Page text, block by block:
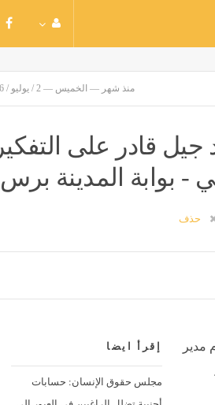
منذ شهر — الخميس — 2 / يوليو / 2026
جيل قادر على التفكير
- بوابة المدينة برس
حذف
إقرأ ايضا
مجلس حقوق الإنسان: حسابات
مدير